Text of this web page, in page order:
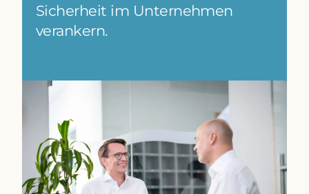
Sicherheit im Unternehmen
verankern.